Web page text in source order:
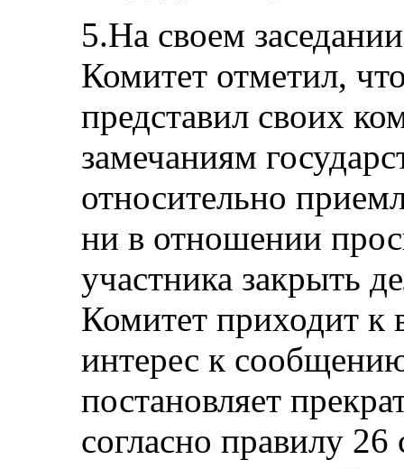
5.На своем
Комитет отметил,
представил своих
замечаниям
относительно
ни в отношении
участника закрыть
Комитет приходит к
интерес к
постановляет
согласно правилу